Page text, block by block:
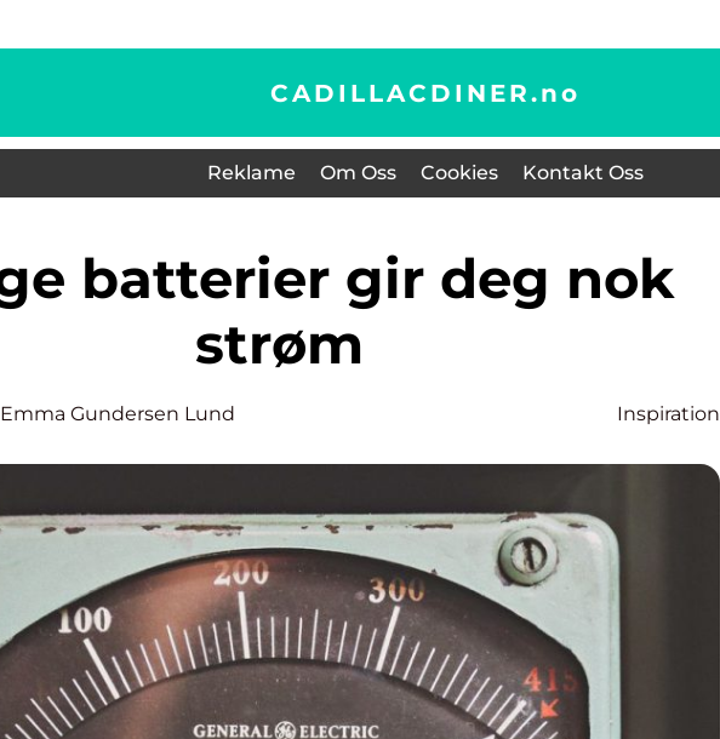
CADILLACDINER.no
Reklame Om Oss Cookies Kontakt Oss
strøm
Emma Gundersen Lund Inspiration